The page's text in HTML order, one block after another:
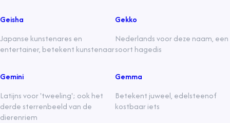
Geisha
Japanse kunstenares en
entertainer, betekent kunstenaar
Gekko
Nederlands voor deze naam, een
soort hagedis
Gemini
Latijns voor 'tweeling'; ook het
derde sterrenbeeld van de
dierenriem
Gemma
Betekent juweel, edelsteenof
kostbaar iets